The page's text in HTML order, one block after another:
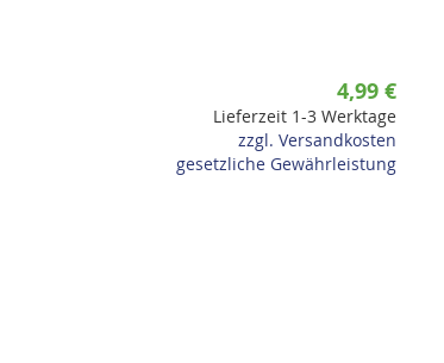
4,99 €
Lieferzeit 1-3 Werktage
zzgl. Versandkosten
gesetzliche Gewährleistung